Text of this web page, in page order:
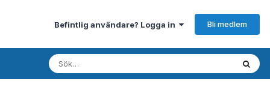
Befintlig användare? Logga in Bli medlem